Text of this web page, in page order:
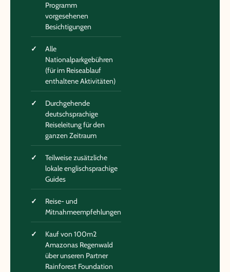
Programm
vorgesehenen
Besichtigungen
Alle
Nationalparkgebühren
(für im Reiseablauf
enthaltene Aktivitäten)
Durchgehende
deutschsprachige
Reiseleitung für den
ganzen Zeitraum
Teilweise zusätzliche
lokale englischsprachige
Guides
Reise- und
Mitnahmeempfehlungen
Kauf von 100m2
Amazonas Regenwald
über unseren Partner
Rainforest Foundation